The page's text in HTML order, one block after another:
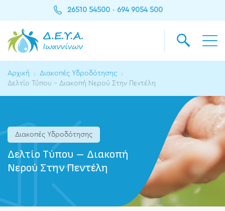
26510 54500 - 694 9054 500
Αρχική
Διακοπές Υδροδότησης
Δελτίο Τύπου – Διακοπή Νερού Στην Πεντέλη
Διακοπές Υδροδότησης
Δελτίο Τύπου – Διακοπή
Νερού Στην Πεντέλη